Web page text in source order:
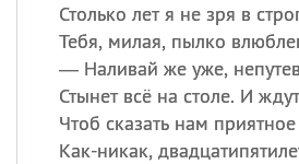
Столько лет я не зря в
Тебя, милая, пылко
— Наливай же уже,
Стынет всё на столе. И
Чтоб сказать нам
Как-никак,